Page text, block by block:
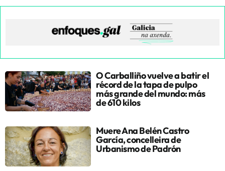
O Carballiño vuelve a batir el
récord de la tapa de pulpo
más grande del mundo: más
de 610 kilos
Muere Ana Belén Castro
García, concelleira de
Urbanismo de Padrón